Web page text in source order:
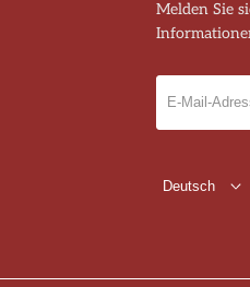
Melden Sie
Deutsch